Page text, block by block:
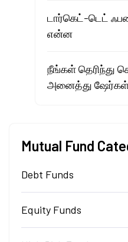
டார்கெட்-டெட்
என்ன
நீங்கள் தெரிந்து
அனைத்து ஷேர்கள்
Mutual Fund
Debt Funds
Equity Funds